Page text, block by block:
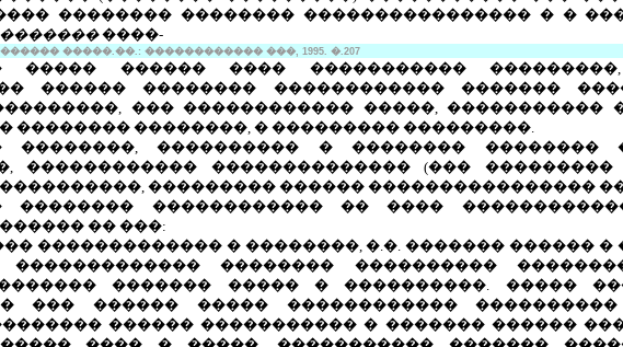
�������� �������� ���������������� � �
����-
�����.��.: ������������ ���, 1995. �.207
����� ������ ���� �����������
������ �������� ������������ �������
��� ������������ �����, �����������
�������� ��������, � ��������� ���������.
��������, ���������� � �������� ��������
������������ �������������� (���
��������� ������ ����������������
�������� ������������ �� ����
�� ���:
������������� � ��������, �.�. ������� ������
������������� �������� ����������
������� ����� � ����������. �����
��� ������ ����� ������������ ����������
������ ����������� � ������� ������